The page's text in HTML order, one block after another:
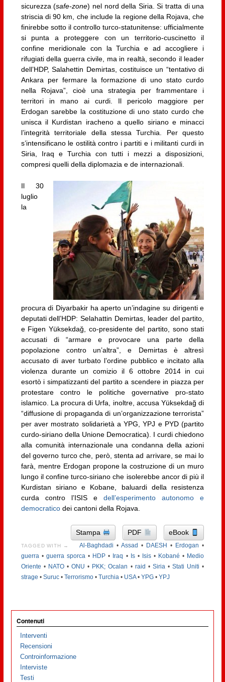
sicurezza (safe-zone) nel nord della Siria. Si tratta di una
striscia di 90 km, che include la regione della Rojava, che
finirebbe sotto il controllo turco-statunitense: ufficialmente
si punta a proteggere con un territorio-cuscinetto il
confine meridionale con la Turchia e ad accogliere i
rifugiati della guerra civile, ma in realtà, secondo il leader
dell’HDP, Salahettin Demirtas, costituisce un “tentativo di
Ankara per fermare la formazione di uno stato curdo
nella Rojava”, cioè una strategia per frammentare i
territori in mano ai curdi. Il pericolo maggiore per
Erdogan sarebbe la costituzione di uno stato curdo che
unisca il Kurdistan iracheno a quello siriano e minacci
l’integrità territoriale della stessa Turchia. Per questo
s’intensificano le ostilità contro i partiti e i militanti curdi in
Siria, Iraq e Turchia con tutti i mezzi a disposizioni,
compresi quelli della diplomazia e de internazionali.
Il 30
luglio
la
procura di Diyarbakir ha aperto un’indagine su dirigenti e
deputati dell’HDP: Selahattin Demirtas, leader del partito,
e Figen Yüksekdağ, co-presidente del partito, sono stati
accusati di “armare e provocare una parte della
popolazione contro un’altra”, e Demirtas è altresì
accusato di aver turbato l’ordine pubblico e incitato alla
violenza durante un comizio il 6 ottobre 2014 in cui
esortò i simpatizzanti del partito a scendere in piazza per
protestare contro le politiche governative pro-stato
islamico. La procura di Urfa, inoltre, accusa Yüksekdağ di
“diffusione di propaganda di un’organizzazione terrorista”
per aver mostrato solidarietà a YPG, YPJ e PYD (partito
curdo-siriano della Unione Democratica). I curdi chiedono
alla comunità internazionale una condanna della azioni
del governo turco che, però, stenta ad arrivare, se mai lo
farà, mentre Erdogan propone la costruzione di un muro
lungo il confine turco-siriano che isolerebbe ancor di più il
Kurdistan siriano e Kobane, baluardi della resistenza
curda contro l’ISIS edell’esperimento autonomo e
democraticodei cantoni della Rojava.
Stampa PDF eBook
TAGGED WITH → Al-Baghdadi •Assad • DAESH • Erdogan •
guerra• guerra sporca • HDP • Iraq • Is• Isis• Kobané • Medio
Oriente • NATO•ONU • PKK; Ocalan • raid • Siria•Stati Uniti •
strage • Suruc• Terrorismo• Turchia• USA• YPG• YPJ
Contenuti
Interventi
Recensioni
Controinformazione
Interviste
Testi